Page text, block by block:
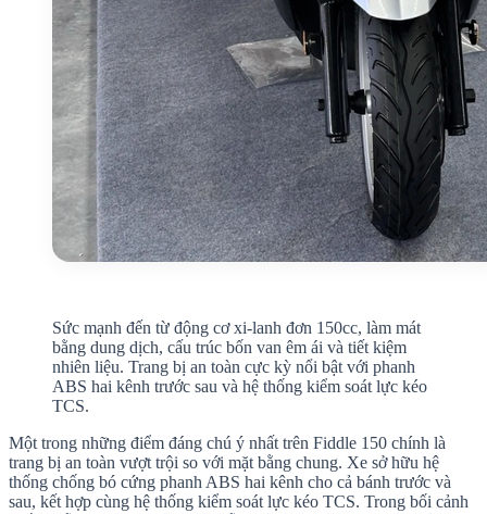
Sức mạnh đến từ động cơ xi-lanh đơn 150cc, làm mát
bằng dung dịch, cấu trúc bốn van êm ái và tiết kiệm
nhiên liệu. Trang bị an toàn cực kỳ nổi bật với phanh
ABS hai kênh trước sau và hệ thống kiểm soát lực kéo
TCS.
Một trong những điểm đáng chú ý nhất trên Fiddle 150 chính là
trang bị an toàn vượt trội so với mặt bằng chung. Xe sở hữu hệ
thống chống bó cứng phanh ABS hai kênh cho cả bánh trước và
sau, kết hợp cùng hệ thống kiểm soát lực kéo TCS. Trong bối cảnh